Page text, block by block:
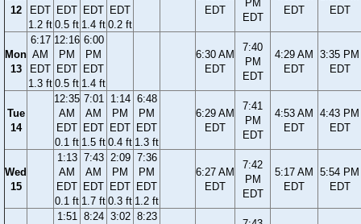
12
EDT
1.2 ft
EDT
0.5 ft
EDT
1.4 ft
EDT
0.2 ft
EDT
PM
EDT
EDT
EDT
Mon
13
6:17
AM
EDT
1.3 ft
12:16
PM
EDT
0.5 ft
6:00
PM
EDT
1.4 ft
6:30 AM
EDT
7:40
PM
EDT
4:29 AM
EDT
3:35 PM
EDT
Tue
14
12:35
AM
EDT
0.1 ft
7:01
AM
EDT
1.5 ft
1:14
PM
EDT
0.4 ft
6:48
PM
EDT
1.3 ft
6:29 AM
EDT
7:41
PM
EDT
4:53 AM
EDT
4:43 PM
EDT
Wed
15
1:13
AM
EDT
0.1 ft
7:43
AM
EDT
1.7 ft
2:09
PM
EDT
0.3 ft
7:36
PM
EDT
1.2 ft
6:27 AM
EDT
7:42
PM
EDT
5:17 AM
EDT
5:54 PM
EDT
1:51
8:24 3:02 8:23